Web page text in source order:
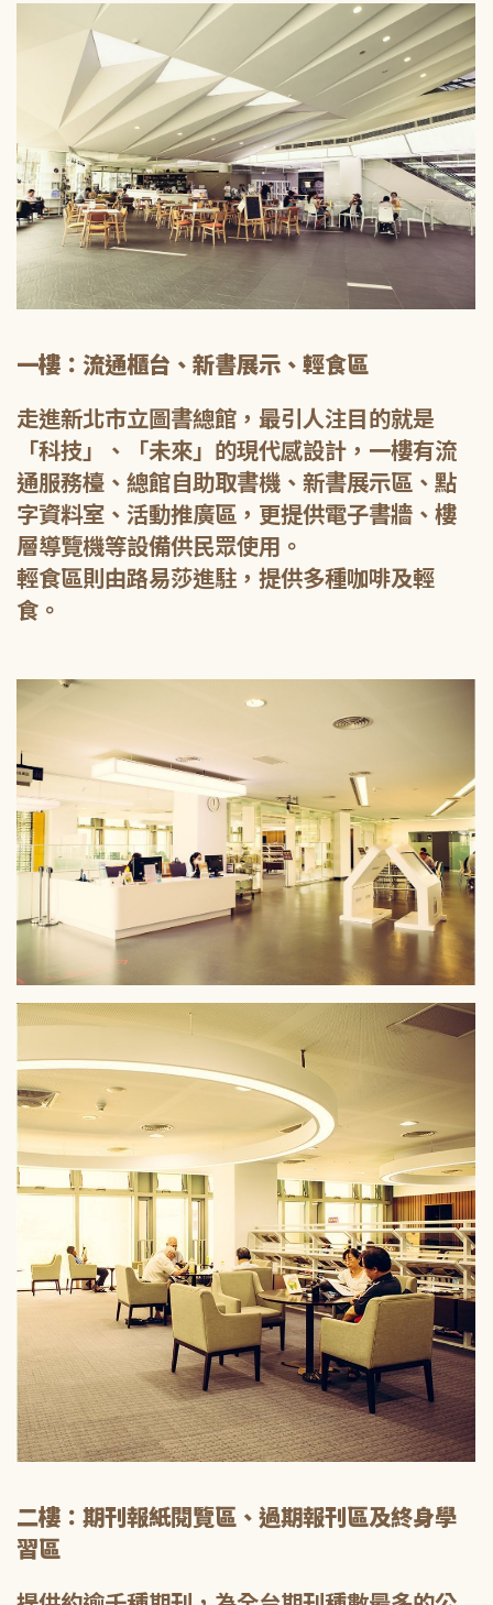
一樓：流通櫃台、新書展示、輕食區
走進新北市立圖書總館，最引人注目的就是
「科技」、「未來」的現代感設計，一樓有流
通服務檯、總館自助取書機、新書展示區、點
字資料室、活動推廣區，更提供電子書牆、樓
層導覽機等設備供民眾使用。
輕食區則由路易莎進駐，提供多種咖啡及輕
食。
二樓：期刊報紙閱覽區、過期報刊區及終身學
習區